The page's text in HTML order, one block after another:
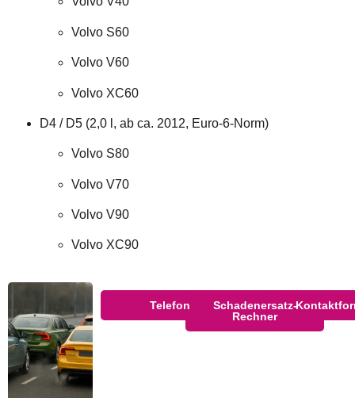
Volvo S60
Volvo V60
Volvo XC60
D4 / D5 (2,0 l, ab ca. 2012, Euro-6-Norm)
Volvo S80
Volvo V70
Volvo V90
Volvo XC90
Telefon
Schadenersatz-
Rechner